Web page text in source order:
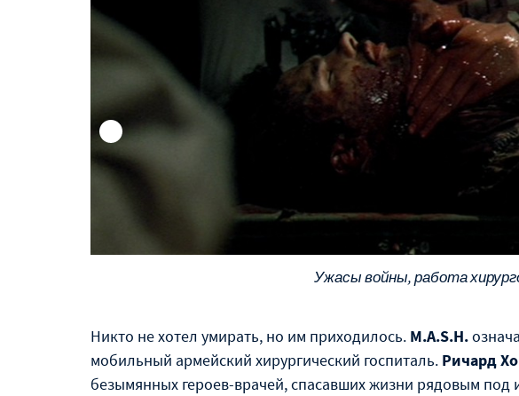
Ужасы войны, работа
Никто не хотел умирать, но им приходилось. M.A.S.H.
мобильный армейский хирургический госпиталь. Ричард
безымянных героев-врачей, спасавших жизни рядовым